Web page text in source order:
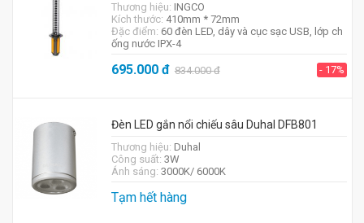
Thương hiệu: INGCO
Kích thước: 410mm * 72mm
Đặc điểm: 60 đèn LED, dây và cục sạc USB, lớp ch
ống nước IPX-4
695.000đ 834.000đ - 17%
Đèn LED gắn nổi chiếu sâu Duhal DFB801
Thương hiệu: Duhal
Công suất: 3W
Ánh sáng: 3000K/ 6000K
Tạm hết hàng